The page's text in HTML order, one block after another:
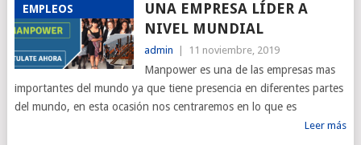
EMPLEOS
UNA EMPRESA LÍDER A
NIVEL MUNDIAL
admin 11 noviembre, 2019
Manpower es una de las empresas mas
importantes del mundo ya que tiene presencia en diferentes partes
del mundo, en esta ocasión nos centraremos en lo que es
Leer más